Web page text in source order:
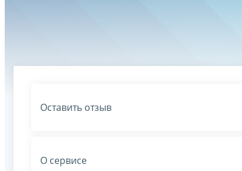
Оставить отзыв
О сервисе